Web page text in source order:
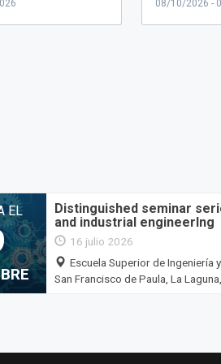
08/10/2026 -
EL
Distinguished seminar
and industrial engineerIng
16 julio 2026
Escuela Superior de Ingeniería
San Francisco de Paula, La